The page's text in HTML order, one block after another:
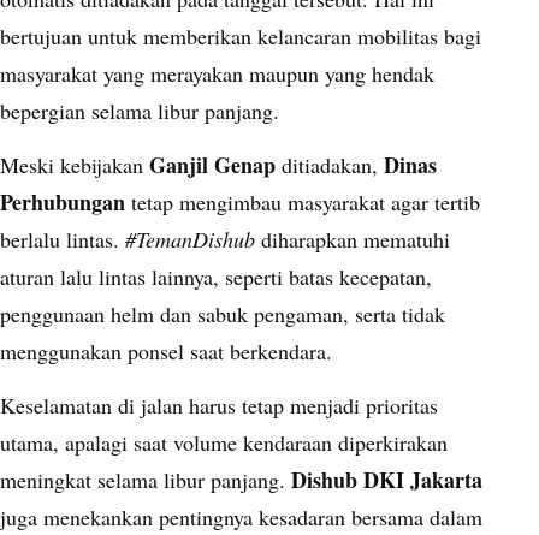
bertujuan untuk memberikan kelancaran mobilitas bagi
masyarakat yang merayakan maupun yang hendak
bepergian selama libur panjang.
Meski kebijakan Ganjil Genap ditiadakan, Dinas
Perhubungan tetap mengimbau masyarakat agar tertib
berlalu lintas. #TemanDishub diharapkan mematuhi
aturan lalu lintas lainnya, seperti batas kecepatan,
penggunaan helm dan sabuk pengaman, serta tidak
menggunakan ponsel saat berkendara.
Keselamatan di jalan harus tetap menjadi prioritas
utama, apalagi saat volume kendaraan diperkirakan
meningkat selama libur panjang. Dishub DKI Jakarta
juga menekankan pentingnya kesadaran bersama dalam